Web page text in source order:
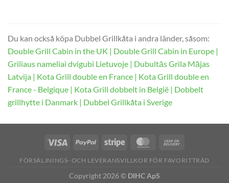
Du kan också köpa Dubbel Grillkåta i andra länder, såsom:
Double Grill Cabin in the UK | Double Grill Cabin in Europe |
Griliaus nameliai dvigubi Lietuvoje | Dubultās Grila Mājas
Latvija | Kota Grill double en France | Kota Grill double en
France - Belgique | Kota Grill dobbelt in België | Dobbelt
grillhytte i Danmark | Dubbel Grillkåta i Sverige
FÖRSÄLJNINGS- OCH LEVERANSVILLKOR FÖR FAVORITTRÄD
Copyright 2026 © DIHC ApS